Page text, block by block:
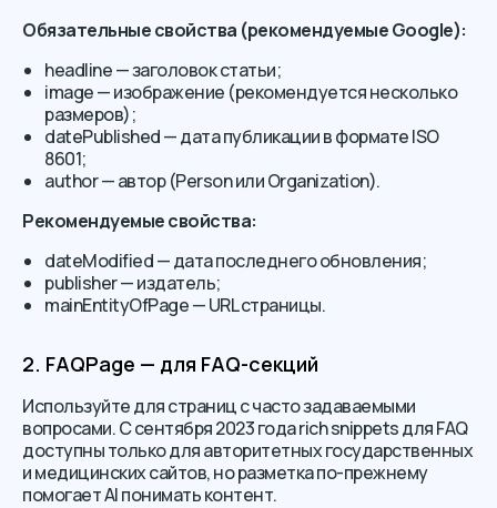
Обязательные свойства (рекомендуемые Google):
headline — заголовок статьи;
image — изображение (рекомендуется несколько
размеров);
datePublished — дата публикации в формате ISO
8601;
author — автор (Person или Organization).
Рекомендуемые свойства:
dateModified — дата последнего обновления;
publisher — издатель;
mainEntityOfPage — URL страницы.
2. FAQPage — для FAQ-секций
Используйте для страниц с часто задаваемыми
вопросами. С сентября 2023 года rich snippets для FAQ
доступны только для авторитетных государственных
и медицинских сайтов, но разметка по-прежнему
помогает AI понимать контент.